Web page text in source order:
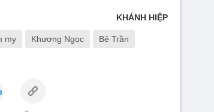
KHÁNH HIỆP
my Khương Ngọc Bê Trần